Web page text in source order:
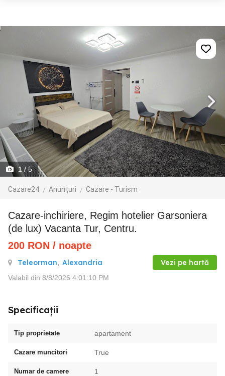
1/ 5
Cazare24 Anunțuri Cazare - Turism
Cazare-inchiriere, Regim hotelier Garsoniera
(de lux) Vacanta Tur, Centru.
200 RON / noapte
Teleorman, Alexandria Vezi pe hartă
Valabil din 8/8/2026 4:01:10 PM
Specificații
Tip proprietate apartament
Cazare muncitori True
Numar de camere 1